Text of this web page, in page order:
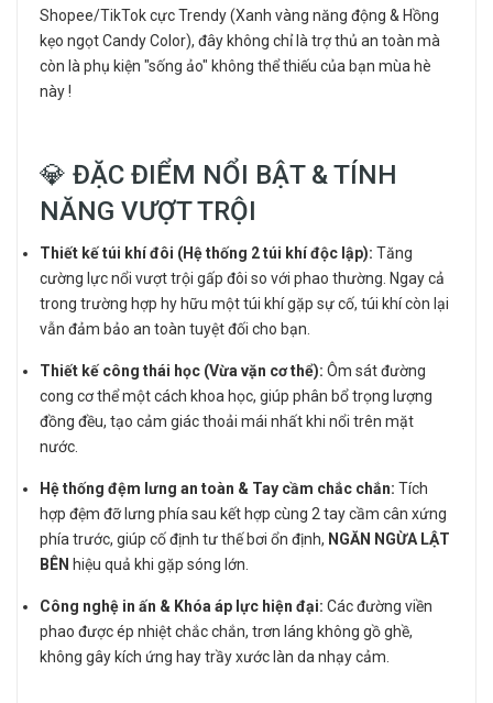
Shopee/TikTok cực Trendy (Xanh vàng năng động & Hồng
kẹo ngọt Candy Color), đây không chỉ là trợ thủ an toàn mà
còn là phụ kiện "sống ảo" không thể thiếu của bạn mùa hè
này !
💎 ĐẶC ĐIỂM NỔI BẬT & TÍNH
NĂNG VƯỢT TRỘI
Thiết kế túi khí đôi (Hệ thống 2 túi khí độc lập): Tăng
cường lực nổi vượt trội gấp đôi so với phao thường. Ngay cả
trong trường hợp hy hữu một túi khí gặp sự cố, túi khí còn lại
vẫn đảm bảo an toàn tuyệt đối cho bạn.
Thiết kế công thái học (Vừa vặn cơ thể): Ôm sát đường
cong cơ thể một cách khoa học, giúp phân bổ trọng lượng
đồng đều, tạo cảm giác thoải mái nhất khi nổi trên mặt
nước.
Hệ thống đệm lưng an toàn & Tay cầm chắc chắn: Tích
hợp đệm đỡ lưng phía sau kết hợp cùng 2 tay cầm cân xứng
phía trước, giúp cố định tư thế bơi ổn định, NGĂN NGỪA LẬT
BÊN hiệu quả khi gặp sóng lớn.
Công nghệ in ấn & Khóa áp lực hiện đại: Các đường viền
phao được ép nhiệt chắc chắn, trơn láng không gồ ghề,
không gây kích ứng hay trầy xước làn da nhạy cảm.